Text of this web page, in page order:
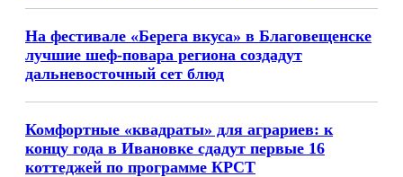
На фестивале «Берега вкуса» в Благовещенске
лучшие шеф-повара региона создадут
дальневосточный сет блюд
Комфортные «квадраты» для аграриев: к
концу года в Ивановке сдадут первые 16
коттеджей по программе КРСТ